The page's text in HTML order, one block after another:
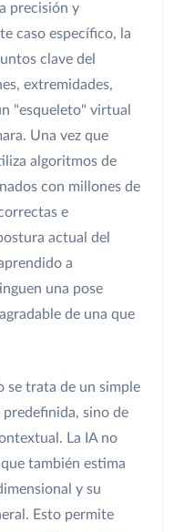
precisión y
caso específico, la
clave del
extremidades,
"esqueleto" virtual
Una vez que
algoritmos de
con millones de
e
actual del
a
una pose
de una que
se trata de un simple
sino de
La IA no
también estima
y su
Esto permite